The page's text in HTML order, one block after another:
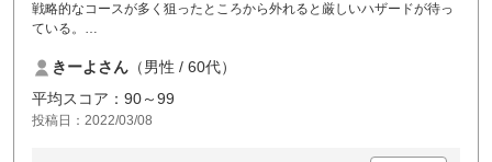
戦略的なコースが多く狙ったところから外れると厳しいハザードが待っ
ている。
きーよさん （男性 / 60代）
平均スコア：90～99
投稿日：2022/03/08